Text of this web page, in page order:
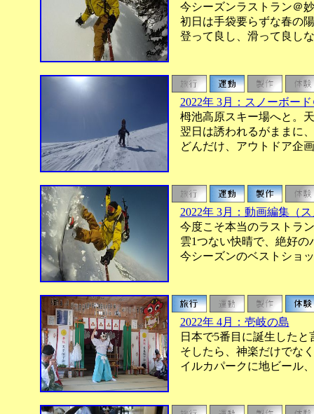
今シーズンラストラン＠
初日は手袋要らずな春の
登って良し、滑って良し
2022年 3月：スノーボー
栂池高原スキー場へと。
翌日は誘われるがままに
どんだけ、アウトドア企
2022年 3月：動画編集（
今度こそ本当のラストラ
雲1つない快晴で、絶好の
今シーズンのベストショ
2022年 4月：壱岐の島
日本で5番目に誕生したと
そしたら、神楽だけでな
イルカパークに地ビール